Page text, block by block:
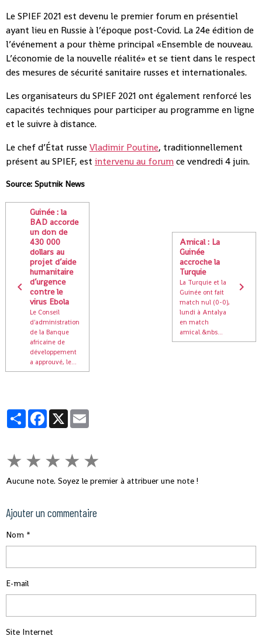
Le SPIEF 2021 est devenu le premier forum en présentiel
ayant lieu en Russie à l’époque post-Covid. La 24e édition de
l’événement a pour thème principal «Ensemble de nouveau.
L’économie de la nouvelle réalité» et se tient dans le respect
des mesures de sécurité sanitaire russes et internationales.
Les organisateurs du SPIEF 2021 ont également renforcé les
capacités techniques pour participer au programme en ligne
et le suivre à distance.
Le chef d’État russeVladimir Poutine, traditionnellement
présent au SPIEF, est intervenu au forumce vendredi 4 juin.
Source: Sputnik News
Guinée : la
BAD accorde
un don de
430 000
dollars au
projet d’aide
humanitaire
d’urgence
contre le
virus Ebola
Le Conseil
d'administration
de la Banque
africaine de
développement
a approuvé, le...
Amical : La
Guinée
accroche la
Turquie
La Turquie et la
Guinée ont fait
match nul (0-0),
lundi à Antalya
en match
amical.&nbs...
PartagerFacebook
X
★ ★ ★ ★ ★
Aucune note. Soyez le premier à attribuer une note !
Ajouter un commentaire
Nom
E-mail
Site Internet